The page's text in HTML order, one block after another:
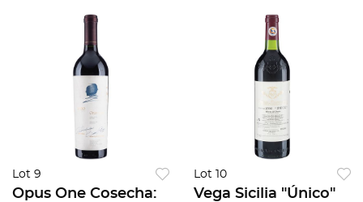
Lot 9
Opus One Cosecha:
Lot 10
Vega Sicilia "Único"